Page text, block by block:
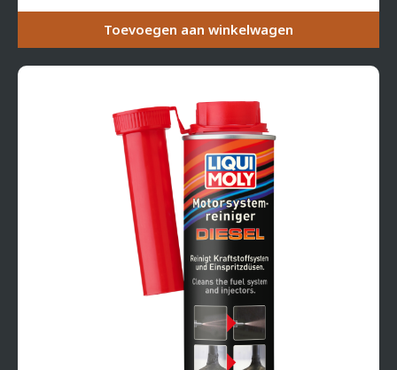
Toevoegen aan winkelwagen